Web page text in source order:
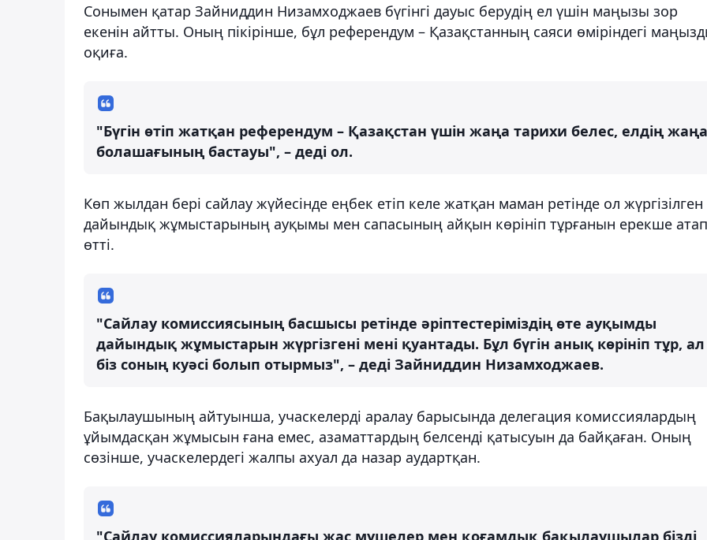
Сонымен қатар Зайниддин Низамходжаев бүгінгі дауыс берудің ел үшін маңызы зор
екенін айтты. Оның пікірінше, бұл референдум – Қазақстанның саяси өміріндегі
оқиға.
"Бүгін өтіп жатқан референдум – Қазақстан үшін жаңа тарихи белес, елдің жаңа
болашағының бастауы", – деді ол.
Көп жылдан бері сайлау жүйесінде еңбек етіп келе жатқан маман ретінде ол жүргізілген
дайындық жұмыстарының ауқымы мен сапасының айқын көрініп тұрғанын ерекше атап
өтті.
"Сайлау комиссиясының басшысы ретінде әріптестеріміздің өте ауқымды
дайындық жұмыстарын жүргізгені мені қуантады. Бұл бүгін анық көрініп тұр, ал
біз соның куәсі болып отырмыз", – деді Зайниддин Низамходжаев.
Бақылаушының айтуынша, учаскелерді аралау барысында делегация комиссиялардың
ұйымдасқан жұмысын ғана емес, азаматтардың белсенді қатысуын да байқаған. Оның
сөзінше, учаскелердегі жалпы ахуал да назар аудартқан.
"Сайлау комиссияларындағы жас мүшелер мен қоғамдық бақылаушылар бізді